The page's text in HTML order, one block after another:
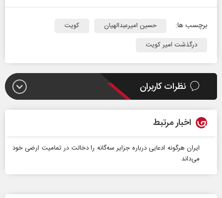
برچسب ها: حسین امیرعبدالهیان
کویت
درگذشت امیر کویت
نظرات کاربران
اخبار مرتبط
ایران هرگونه ادعایی درباره جزایر سه‌گانه را دخالت در تمامیت ارضی خود
می‌داند